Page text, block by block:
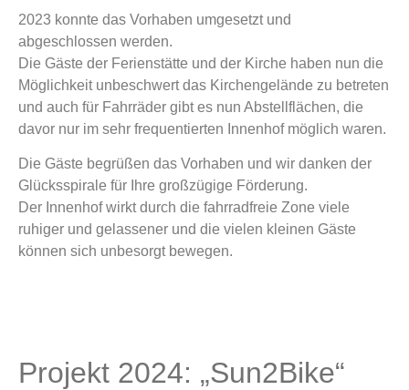
2023 konnte das Vorhaben umgesetzt und
abgeschlossen werden.
Die Gäste der Ferienstätte und der Kirche haben nun die
Möglichkeit unbeschwert das Kirchengelände zu betreten
und auch für Fahrräder gibt es nun Abstellflächen, die
davor nur im sehr frequentierten Innenhof möglich waren.
Die Gäste begrüßen das Vorhaben und wir danken der
Glücksspirale für Ihre großzügige Förderung.
Der Innenhof wirkt durch die fahrradfreie Zone viele
ruhiger und gelassener und die vielen kleinen Gäste
können sich unbesorgt bewegen.
Projekt 2024: „Sun2Bike“